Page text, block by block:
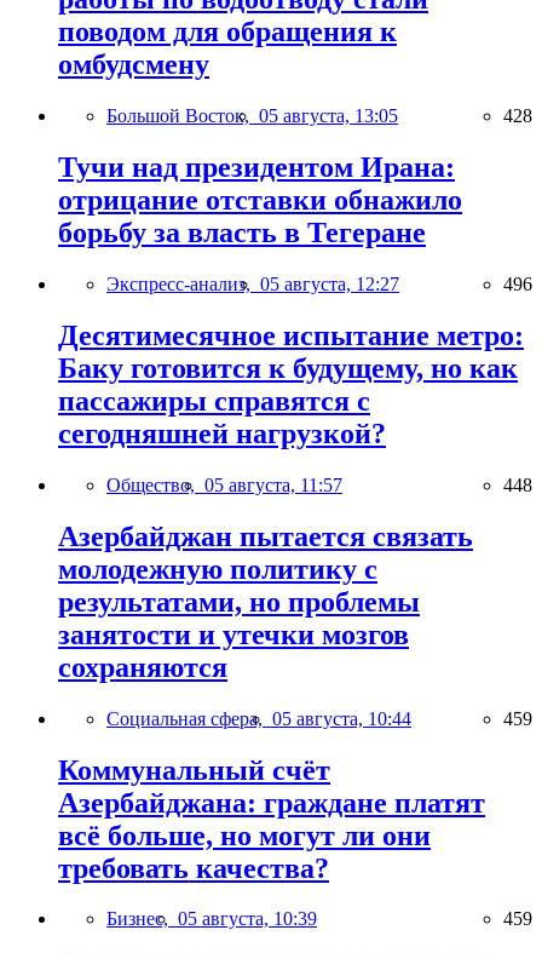
поводом для обращения к
омбудсмену
Большой Восток, 05 августа, 13:05 428
Тучи над президентом Ирана:
отрицание отставки обнажило
борьбу за власть в Тегеране
Экспресс-анализ, 05 августа, 12:27 496
Десятимесячное испытание метро:
Баку готовится к будущему, но как
пассажиры справятся с
сегодняшней нагрузкой?
Общество, 05 августа, 11:57 448
Азербайджан пытается связать
молодежную политику с
результатами, но проблемы
занятости и утечки мозгов
сохраняются
Социальная сфера, 05 августа, 10:44 459
Коммунальный счёт
Азербайджана: граждане платят
всё больше, но могут ли они
требовать качества?
Бизнес, 05 августа, 10:39 459